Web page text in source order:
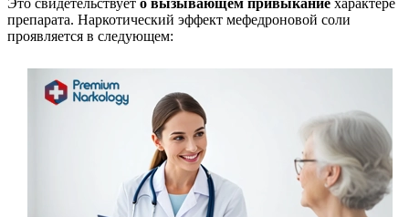
Это свидетельствует о вызывающем привыкание характере
препарата. Наркотический эффект мефедроновой соли
проявляется в следующем: